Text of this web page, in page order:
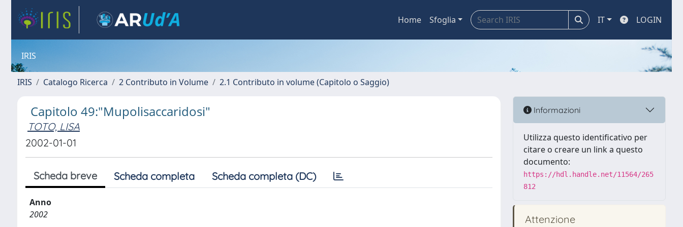
Home Sfoglia IT LOGIN
IRIS
IRIS Catalogo Ricerca 2 Contributo in Volume 2.1 Contributo in volume (Capitolo o Saggio)
Capitolo 49:"Mupolisaccaridosi"
TOTO, LISA
2002-01-01
Scheda breve Scheda completa Scheda completa (DC)
Anno
2002
Informazioni
Utilizza questo identificativo per
citare o creare un link a questo
documento:
https://hdl.handle.net/11564/265
812
Attenzione